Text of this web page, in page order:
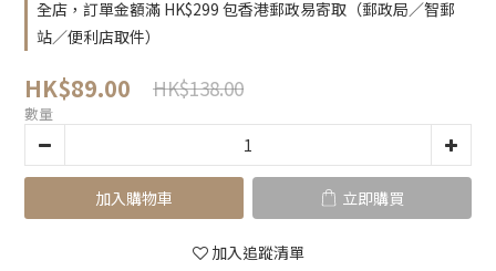
全店，訂單金額滿 HK$299 包香港郵政易寄取（郵政局／智郵
站／便利店取件）
HK$89.00 HK$138.00
數量
加入購物車 立即購買
加入追蹤清單